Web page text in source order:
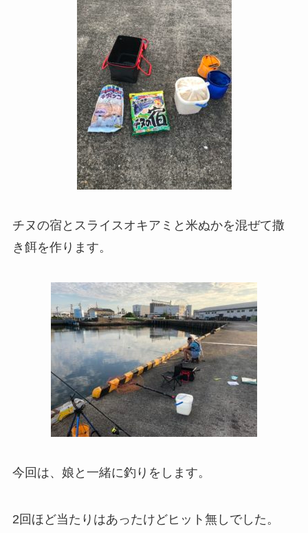
チヌの宿とスライスオキアミと米ぬかを混ぜて撒
き餌を作ります。
今回は、娘と一緒に釣りをします。
2回ほど当たりはあったけどヒット無しでした。